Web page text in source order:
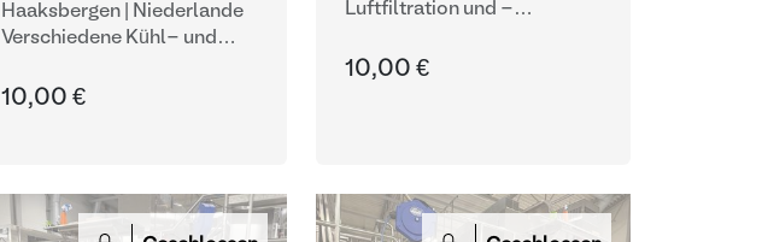
Haaksbergen | Niederlande
Verschiedene Kühl- und
10,00 €
Luftfiltration und -
10,00 €